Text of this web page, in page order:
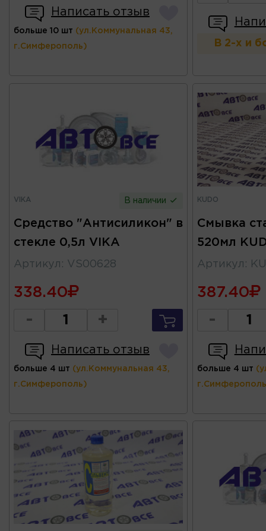
Написать отзыв
больше 10 шт (ул.Коммунальная 43,
г.Симферополь) В 2-х и
VIKA В наличии
Средство "Антисиликон" в
стекле 0,5л VIKA
Артикул : VS00628
338.40
- +
Написать отзыв
больше 4 шт (ул.Коммунальная 43,
г.Симферополь)
KUDO
Смывка
520мл
Артикул :
387.40
-
больше 4 шт